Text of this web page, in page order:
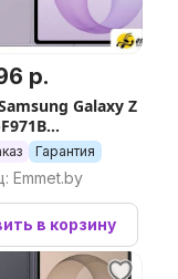
р.
Galaxy Z
(лаванда)
Гарантия
Emmet.by
в корзину